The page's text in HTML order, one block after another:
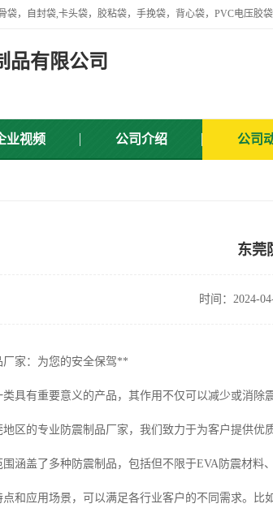
品有限公司
业视频 公司介绍 公司
东莞
时间：2024-
厂家：为您的安全保驾**
类具有重要意义的产品，其作用不仅可以减少或消
区的专业防震制品厂家，我们致力于为客户提供优
涵盖了多种防震制品，包括但不限于EVA防震材
和应用场景，可以满足各行业客户的不同需求。